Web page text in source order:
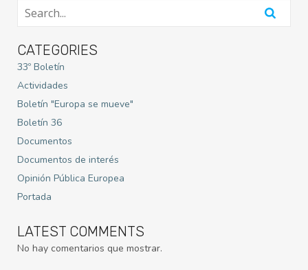
CATEGORIES
33º Boletín
Actividades
Boletín "Europa se mueve"
Boletín 36
Documentos
Documentos de interés
Opinión Pública Europea
Portada
LATEST COMMENTS
No hay comentarios que mostrar.